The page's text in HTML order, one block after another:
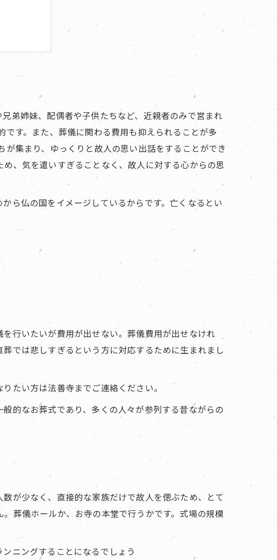
弟姉妹、配偶者や子供たちなど、近親者のみで営まれ
す。また、葬儀に関わる費用も抑えられることが多
集まり、ゆっくりと故人の思い出話をすることができ
、気を遣いすぎることなく、故人に対する心からの思
ら仏の国をイメージしているからです。亡くなるとい
行いたいが費用が出せない。葬儀費用が出せなけれ
では悲しすぎるという方に対応するために生まれまし
たい方は法善寺までご連絡ください。
的なお葬式であり、多くの人々が参列する昔ながらの
が少なく、直接的な家族だけで故人を偲ぶため、とて
葬儀ホールか、お寺の本堂で行うかです。式場の規模
ニングすることになるでしょう